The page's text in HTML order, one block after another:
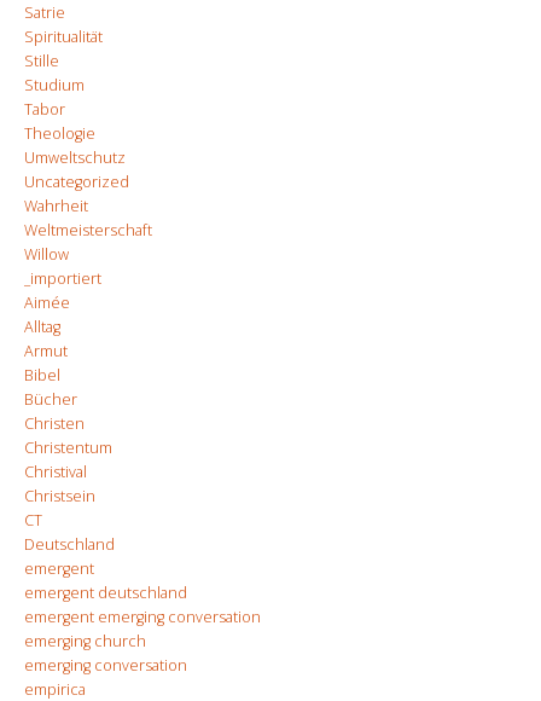
Satrie
Spiritualität
Stille
Studium
Tabor
Theologie
Umweltschutz
Uncategorized
Wahrheit
Weltmeisterschaft
Willow
_importiert
Aimée
Alltag
Armut
Bibel
Bücher
Christen
Christentum
Christival
Christsein
CT
Deutschland
emergent
emergent deutschland
emergent emerging conversation
emerging church
emerging conversation
empirica